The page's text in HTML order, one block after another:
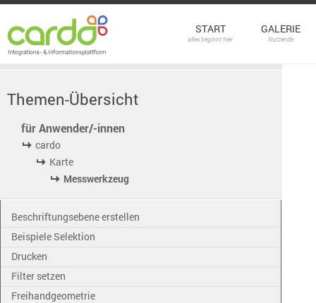
START
alles beginnt hier
GALERIE
Nutzende
Themen-Übersicht
für Anwender/-innen
cardo
Karte
Messwerkzeug
Beschriftungsebene erstellen
Beispiele Selektion
Drucken
Filter setzen
Freihandgeometrie